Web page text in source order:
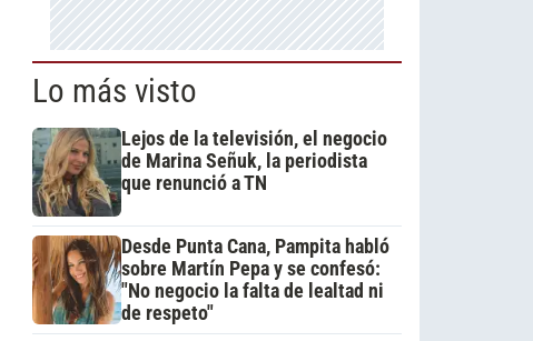
Lo más visto
Lejos de la televisión, el negocio
de Marina Señuk, la periodista
que renunció a TN
Desde Punta Cana, Pampita habló
sobre Martín Pepa y se confesó:
"No negocio la falta de lealtad ni
de respeto"